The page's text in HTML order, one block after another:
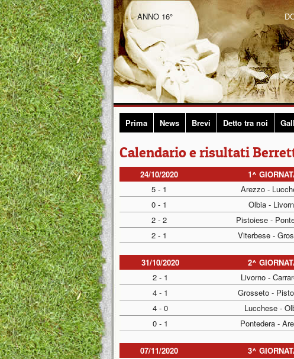
ANNO 16°
Prima News Brevi Detto tra noi
Calendario e risultati
24/10/2020 1^
5 - 1
Arezzo -
0 - 1
Olbia -
2 - 2
Pistoiese -
2 - 1
Viterbese -
31/10/2020 2^
2 - 1
Livorno -
4 - 1
Grosseto -
4 - 0
Lucchese -
0 - 1
Pontedera -
07/11/2020 3^